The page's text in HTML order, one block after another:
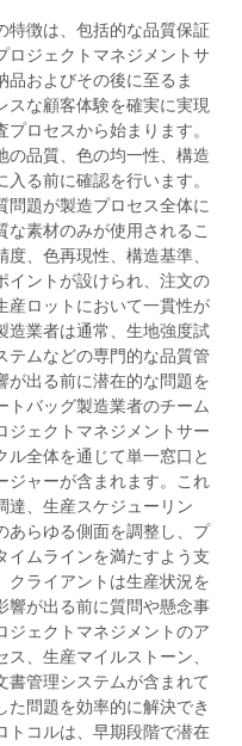
特徴は、包括的な品質保証
ロジェクトマネジメントサ
品およびその後に至るま
スな顧客体験を確実に実現
ロセスから始まります。
の品質、色の均一性、構造
る前に確認を行います。
問題が製造プロセス全体に
素材のみが使用されるこ
、色再現性、構造基準、
イントが設けられ、注文の
産ロットにおいて一貫性が
造業者は通常、生地強度試
テムなどの専門的な品質管
が出る前に潜在的な問題を
トバッグ製造業者のチーム
ジェクトマネジメントサー
ル全体を通じて単一窓口と
ジャーが含まれます。これ
達、生産スケジューリン
あらゆる側面を調整し、プ
イムラインを満たすよう支
クライアントは生産状況を
響が出る前に質問や懸念事
ジェクトマネジメントのア
、生産マイルストーン、
書管理システムが含まれて
た問題を効率的に解決でき
トコルは、早期段階で潜在